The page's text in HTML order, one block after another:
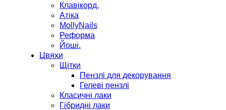
Клавікорд.
Атіка
MollyNails
Реформа
Йоші.
Цвяхи
Щітки
Пензлі для декорування
Гелеві пензлі
Класичні лаки
Гібридні лаки